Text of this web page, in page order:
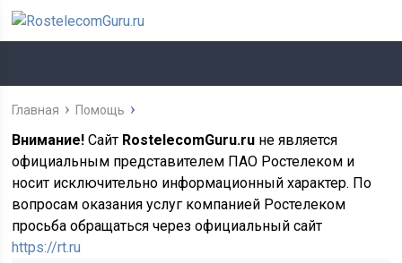
Главная Помощь
Внимание! Сайт RostelecomGuru.ru не является
официальным представителем ПАО Ростелеком и
носит исключительно информационный характер. По
вопросам оказания услуг компанией Ростелеком
просьба обращаться через официальный сайт
https://rt.ru